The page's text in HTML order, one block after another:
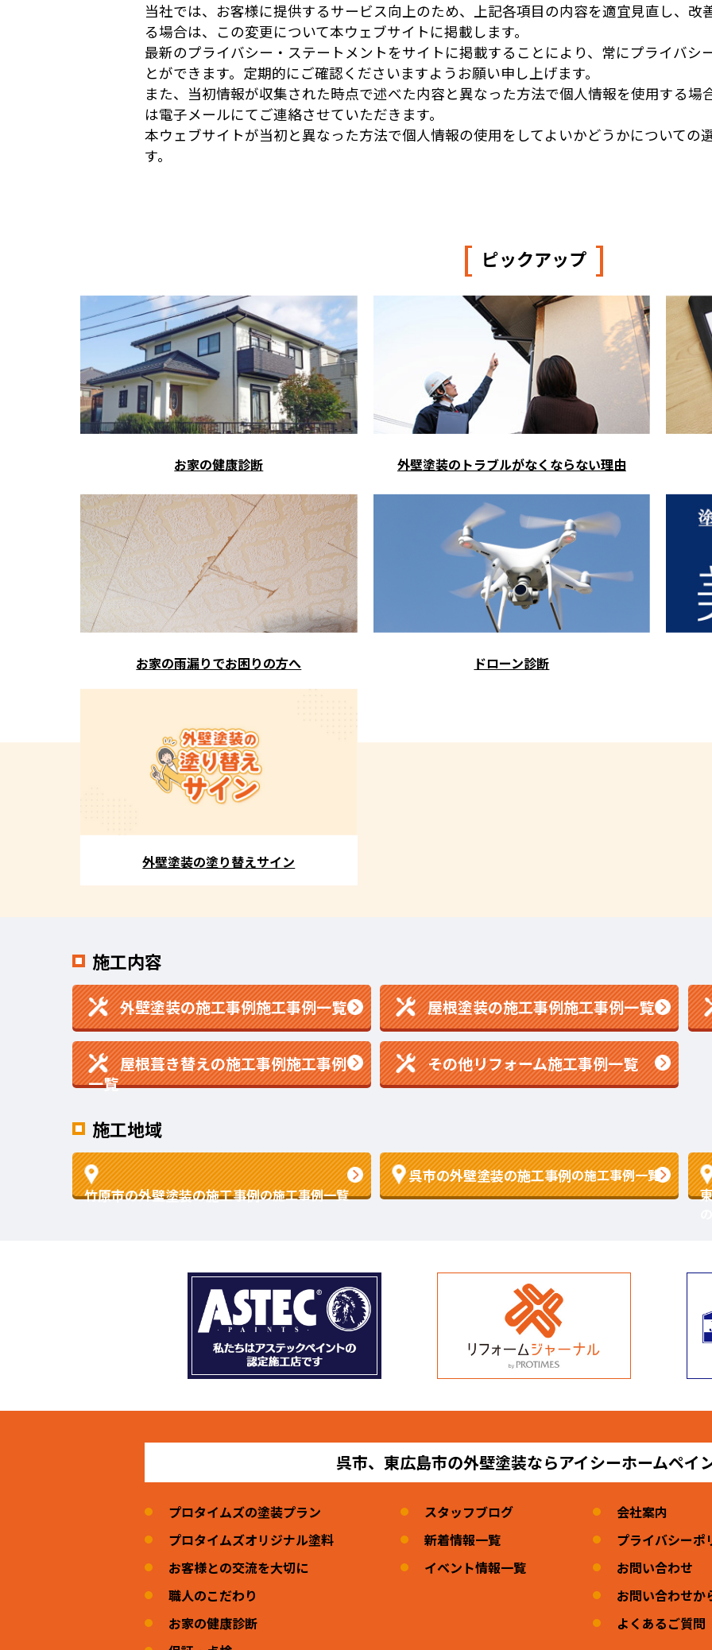
当社では、お客様に提供するサービス向上のため、上記各項目の内容を適宜見直し、改
る場合は、この変更について本ウェブサイトに掲載します。
最新のプライバシー・ステートメントをサイトに掲載することにより、常にプライバシ
とができます。定期的にご確認くださいますようお願い申し上げます。
また、当初情報が収集された時点で述べた内容と異なった方法で個人情報を使用する場
は電子メールにてご連絡させていただきます。
本ウェブサイトが当初と異なった方法で個人情報の使用をしてよいかどうかについての
す。
[ ピックアップ ]
お家の健康診断 外壁塗装のトラブルがなくならない理由
お家の雨漏りでお困りの方へ ドローン診断
外壁塗装の塗り替えサイン
施工内容
外壁塗装の施工事例施工事例一覧 屋根塗装の施工事例施工事例一覧
屋根葺き替えの施工事例施工事例
一覧
その他リフォーム施工事例一覧
施工地域
竹原市の外壁塗装の施工事例の施工事例一覧
呉市の外壁塗装の施工事例の施工事例一覧
呉市、東広島市の外壁塗装ならアイシーホームペイ
プロタイムズの塗装プラン
プロタイムズオリジナル塗料
お客様との交流を大切に
職人のこだわり
お家の健康診断
スタッフブログ
新着情報一覧
イベント情報一覧
会社案内
プライバシーポ
お問い合わせ
お問い合わせか
よくあるご質問